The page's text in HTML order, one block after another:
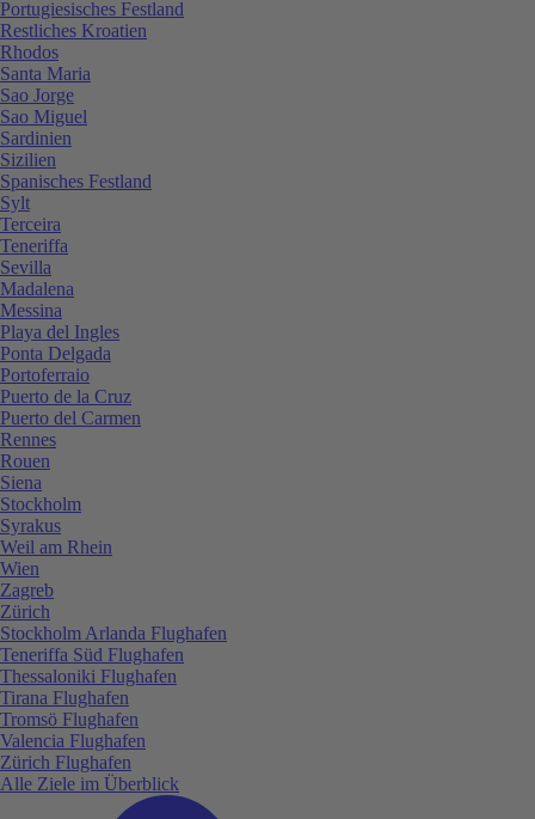
Portugiesisches Festland
Restliches Kroatien
Rhodos
Santa Maria
Sao Jorge
Sao Miguel
Sardinien
Sizilien
Spanisches Festland
Sylt
Terceira
Teneriffa
Sevilla
Madalena
Messina
Playa del Ingles
Ponta Delgada
Portoferraio
Puerto de la Cruz
Puerto del Carmen
Rennes
Rouen
Siena
Stockholm
Syrakus
Weil am Rhein
Wien
Zagreb
Zürich
Stockholm Arlanda Flughafen
Teneriffa Süd Flughafen
Thessaloniki Flughafen
Tirana Flughafen
Tromsö Flughafen
Valencia Flughafen
Zürich Flughafen
Alle Ziele im Überblick